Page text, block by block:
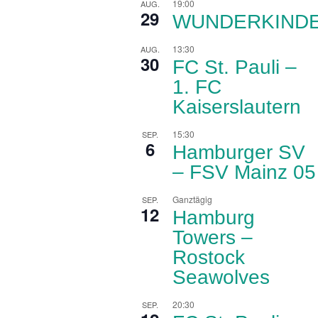
AUG.
29
19:00
AUG.
30
13:30
FC St. Pauli –
1. FC
Kaiserslautern
SEP.
6
15:30
Hamburger SV
– FSV Mainz 05
SEP.
12
Ganztägig
Hamburg
Towers –
Rostock
Seawolves
SEP. 20:30